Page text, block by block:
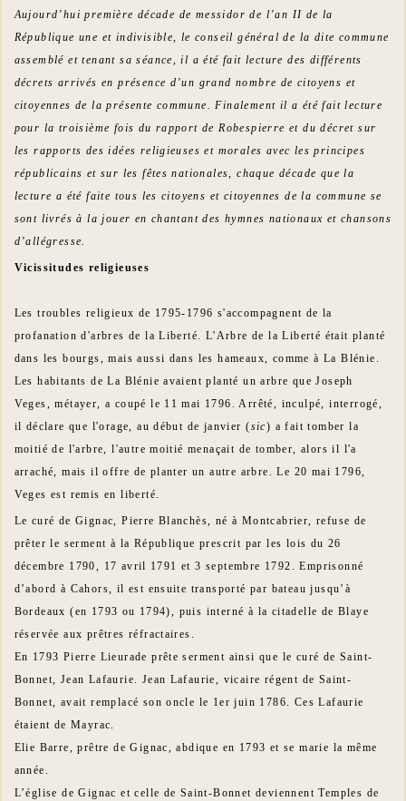
Aujourd’hui première décade de messidor de l’an II de la
République une et indivisible, le conseil général de la dite commune
assemblé et tenant sa séance, il a été fait lecture des différents
décrets arrivés en présence d’un grand nombre de citoyens et
citoyennes de la présente commune. Finalement il a été fait lecture
pour la troisième fois du rapport de Robespierre et du décret sur
les rapports des idées religieuses et morales avec les principes
républicains et sur les fêtes nationales, chaque décade que la
lecture a été faite tous les citoyens et citoyennes de la commune se
sont livrés à la jouer en chantant des hymnes nationaux et chansons
d’allégresse.
Vicissitudes religieuses
Les troubles religieux de 1795-1796 s'accompagnent de la
profanation d'arbres de la Liberté. L'Arbre de la Liberté était planté
dans les bourgs, mais aussi dans les hameaux, comme à La Blénie.
Les habitants de La Blénie avaient planté un arbre que Joseph
Veges, métayer, a coupé le 11 mai 1796. Arrêté, inculpé, interrogé,
il déclare que l'orage, au début de janvier (sic) a fait tomber la
moitié de l'arbre, l'autre moitié menaçait de tomber, alors il l'a
arraché, mais il offre de planter un autre arbre. Le 20 mai 1796,
Veges est remis en liberté.
Le curé de Gignac, Pierre Blanchès, né à Montcabrier, refuse de
prêter le serment à la République prescrit par les lois du 26
décembre 1790, 17 avril 1791 et 3 septembre 1792. Emprisonné
d’abord à Cahors, il est ensuite transporté par bateau jusqu’à
Bordeaux (en 1793 ou 1794), puis interné à la citadelle de Blaye
réservée aux prêtres réfractaires.
En 1793 Pierre Lieurade prête serment ainsi que le curé de Saint-
Bonnet, Jean Lafaurie. Jean Lafaurie, vicaire régent de Saint-
Bonnet, avait remplacé son oncle le 1er juin 1786. Ces Lafaurie
étaient de Mayrac.
Elie Barre, prêtre de Gignac, abdique en 1793 et se marie la même
année.
L’église de Gignac et celle de Saint-Bonnet deviennent Temples de